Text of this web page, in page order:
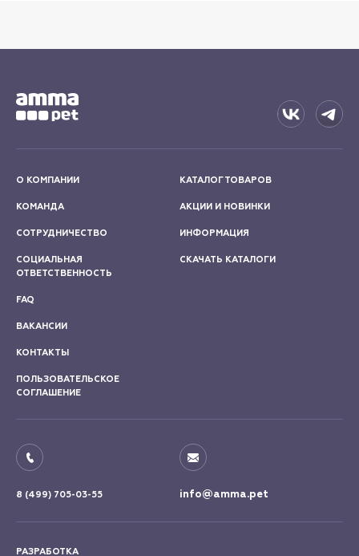
О КОМПАНИИ
КОМАНДА
СОТРУДНИЧЕСТВО
СОЦИАЛЬНАЯ
ОТВЕТСТВЕННОСТЬ
КАТАЛОГ ТОВАРОВ
АКЦИИ И НОВИНКИ
ИНФОРМАЦИЯ
СКАЧАТЬ КАТАЛОГИ
FAQ
ВАКАНСИИ
КОНТАКТЫ
ПОЛЬЗОВАТЕЛЬСКОЕ
СОГЛАШЕНИЕ
8 (499) 705-03-55 info@amma.pet
РАЗРАБОТКА